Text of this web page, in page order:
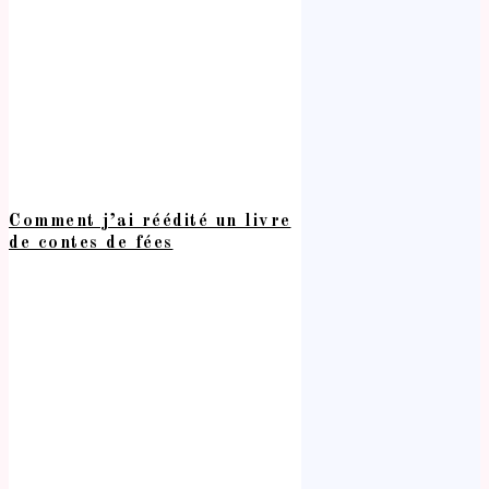
Comment j’ai réédité un livre
de contes de fées